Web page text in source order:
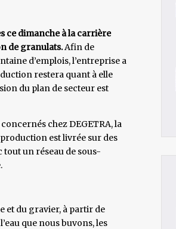
ce dimanche à la carrière
de granulats.Afin de
d’emplois, l’entreprise a
restera quant à elle
du plan de secteur est
chez DEGETRA, la
est livrée sur des
tout un réseau de sous-
et du gravier, à partir de
que nous buvons, les